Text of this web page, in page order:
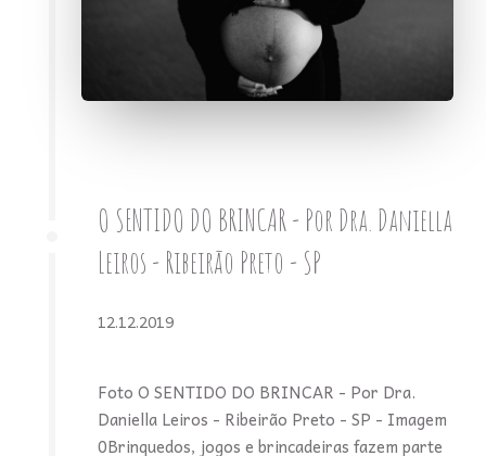
O SENTIDO DO BRINCAR - Por Dra. Daniella
Leiros - Ribeirão Preto - SP
12.12.2019
Foto O SENTIDO DO BRINCAR - Por Dra.
Daniella Leiros - Ribeirão Preto - SP - Imagem
0Brinquedos, jogos e brincadeiras fazem parte